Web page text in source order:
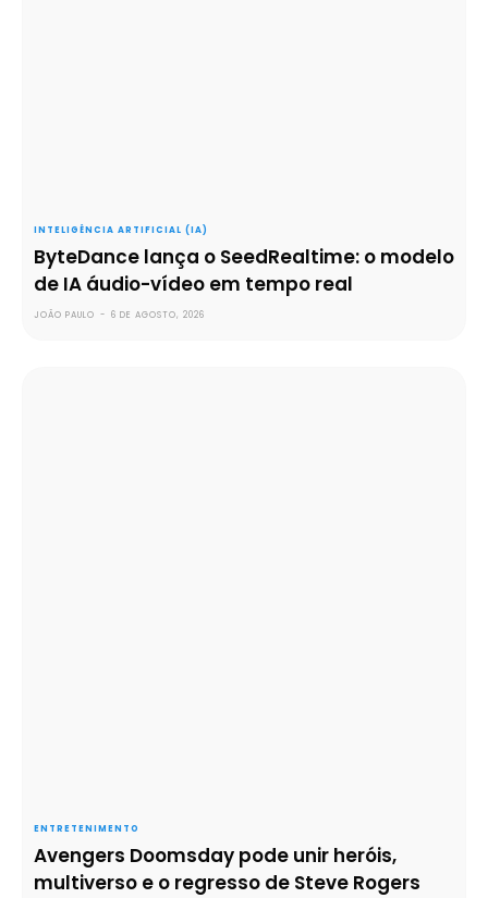
INTELIGÊNCIA ARTIFICIAL (IA)
ByteDance lança o SeedRealtime: o modelo
de IA áudio-vídeo em tempo real
JOÃO PAULO - 6 DE AGOSTO, 2026
ENTRETENIMENTO
Avengers Doomsday pode unir heróis,
multiverso e o regresso de Steve Rogers